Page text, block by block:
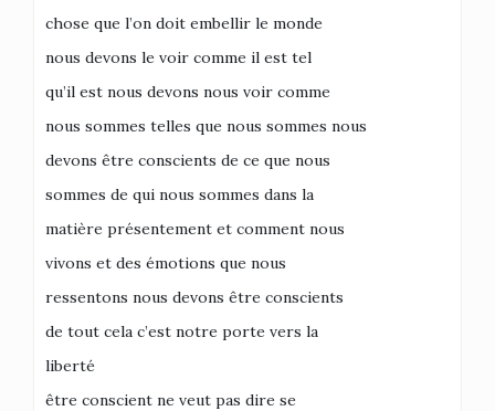
chose que l’on doit embellir le monde
nous devons le voir comme il est tel
qu’il est nous devons nous voir comme
nous sommes telles que nous sommes nous
devons être conscients de ce que nous
sommes de qui nous sommes dans la
matière présentement et comment nous
vivons et des émotions que nous
ressentons nous devons être conscients
de tout cela c’est notre porte vers la
liberté
être conscient ne veut pas dire se